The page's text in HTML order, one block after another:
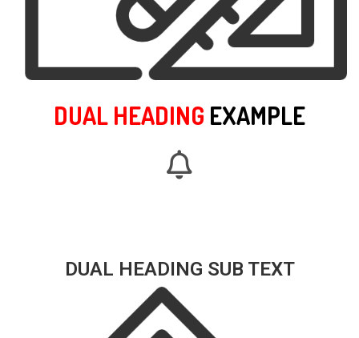
DUAL HEADING EXAMPLE
DUAL HEADING SUB TEXT